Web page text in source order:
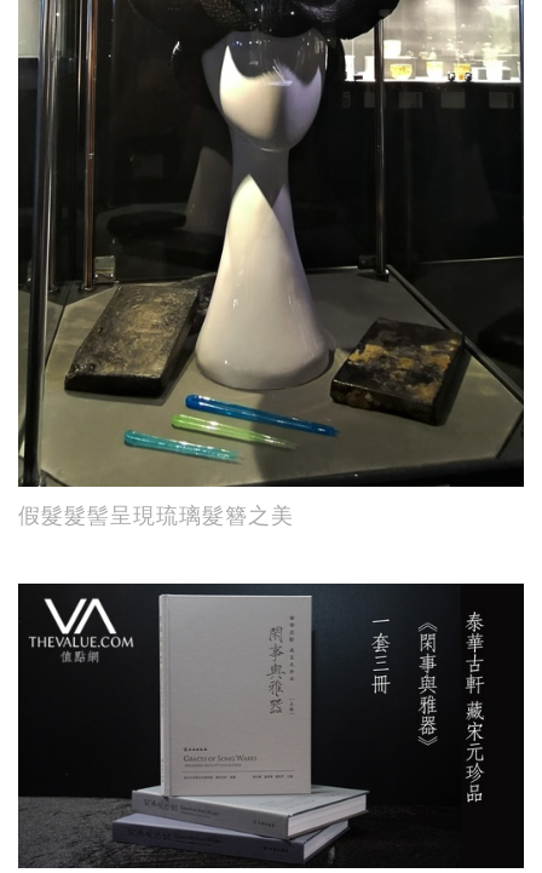
假髮髮髻呈現琉璃髮簪之美